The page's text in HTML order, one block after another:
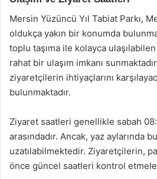
Mersin Yüzüncü Yıl Tabiat Parkı,
oldukça yakın bir konumda
toplu taşıma ile kolayca
rahat bir ulaşım imkanı
ziyaretçilerin ihtiyaçlarını
bulunmaktadır.
Ziyaret saatleri genellikle sabah
arasındadır. Ancak, yaz aylarında
uzatılabilmektedir. Ziyaretçilerin,
önce güncel saatleri kontrol